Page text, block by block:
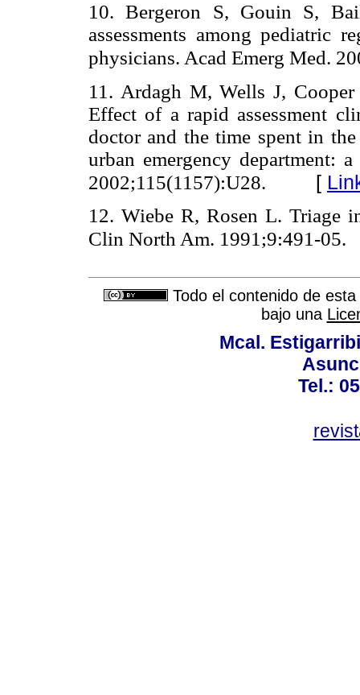
10. Bergeron S, Gouin S,
assessments among pediatric
physicians. Acad Emerg Med.
11. Ardagh M, Wells J,
Effect of a rapid assessment
doctor and the time spent in
urban emergency department:
2002;115(1157):U28.
[
12. Wiebe R, Rosen L. Triage
Clin North Am. 1991;9:491-05.
Todo el contenido de
bajo una
Mcal.
Tel.: